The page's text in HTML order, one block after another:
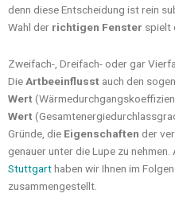
denn diese Entscheidung ist rein
Wahl der richtigen Fenster spielt
Zweifach-, Dreifach- oder gar
Die Artbeeinflusst auch den
Wert
Wert
Gründe, die Eigenschaften der
genauer unter die Lupe zu
Stuttgarthaben wir Ihnen im
zusammengestellt.